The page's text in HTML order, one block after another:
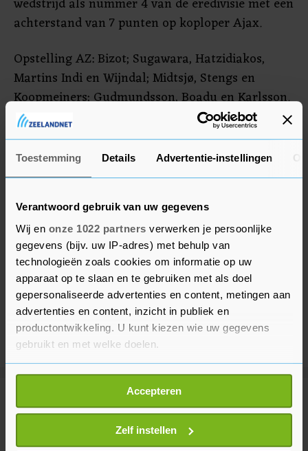
Toestemming Details Advertentie-instellingen
Verantwoord gebruik van uw gegevens
Wij en onze 1022 partners verwerken je persoonlijke
gegevens (bijv. uw IP-adres) met behulp van
technologieën zoals cookies om informatie op uw
apparaat op te slaan en te gebruiken met als doel
gepersonaliseerde advertenties en content, metingen aan
advertenties en content, inzicht in publiek en
productontwikkeling. U kunt kiezen wie uw gegevens
gebruikt en met welke doelen.
Als u het toestaat, willen we ook graag:
Informatie verzamelen over uw geografische
locatie, die tot een paar meter nauwkeurig kan zijn
Uw apparaat identificeren door het actief te
scannen op specifieke eigenschappen (fingerprinting)
Accepteren
Zelf instellen
achterstand van 7 punten op koploper Ajax.
Opstelling AZ: Bizot; Sugawara, Hatzidiakos,
Martins Indi en Wijndal; Midtsjø, Stengs en
Koopmeiners; Gudmundsson, Boadu en Karlsson.
Meer uit Voetbal